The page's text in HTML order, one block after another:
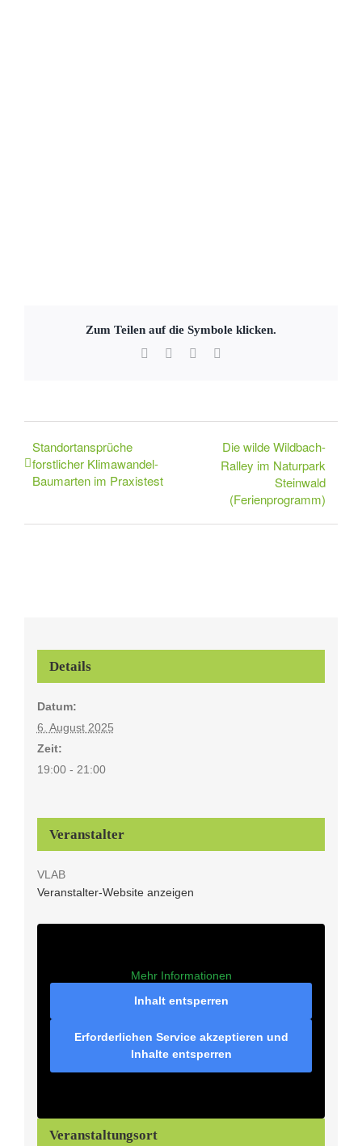
Zum Teilen auf die Symbole klicken.
Facebook WhatsApp
Standortansprüche
forstlicher Klimawandel-
Baumarten im Praxistest
Die wilde Wildbach-
Ralley im Naturpark
Steinwald
(Ferienprogramm)
Details
Datum:
6. August 2025
Zeit:
19:00 - 21:00
Veranstalter
VLAB
Veranstalter-Website anzeigen
Veranstaltungsort
Mehr Informationen
Inhalt entsperren
Erforderlichen Service akzeptieren und
Inhalte entsperren